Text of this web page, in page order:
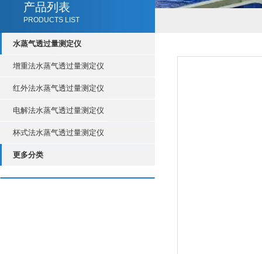
产品列表
PRODUCTS LIST
水蒸气透过量测定仪
增重法水蒸气透过量测定仪
红外法水蒸气透过量测定仪
电解法水蒸气透过量测定仪
杯式法水蒸气透过量测定仪
更多分类